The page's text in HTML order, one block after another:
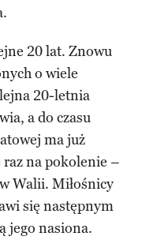
20 lat. Znowu
o wiele
20-letnia
a do czasu
ma już
na pokolenie –
Walii. Miłośnicy
się następnym
jego nasiona.